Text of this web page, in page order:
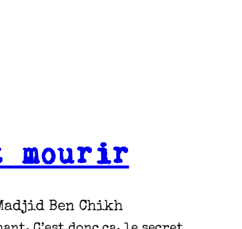
mourir
Ben Chikh